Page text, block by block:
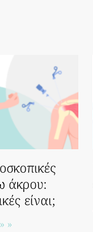
άκρου:
είναι;
»